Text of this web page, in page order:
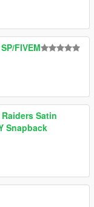
FIVEM
Satin
Snapback